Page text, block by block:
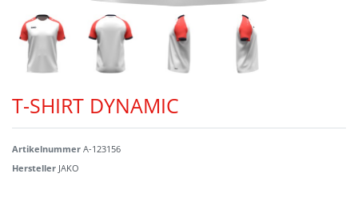
T-SHIRT DYNAMIC
Artikelnummer A-123156
Hersteller JAKO